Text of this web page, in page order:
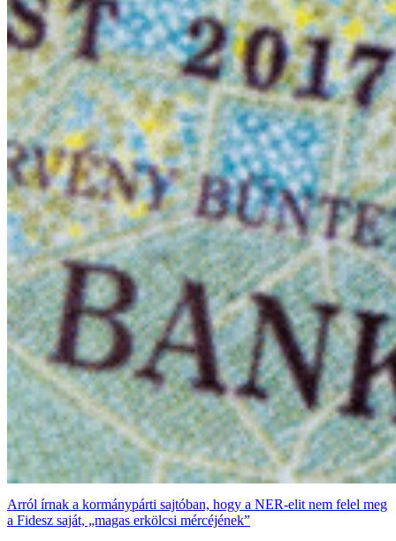
Arról írnak a kormánypárti sajtóban, hogy a NER-elit nem felel meg
a Fidesz saját, „magas erkölcsi mércéjének”